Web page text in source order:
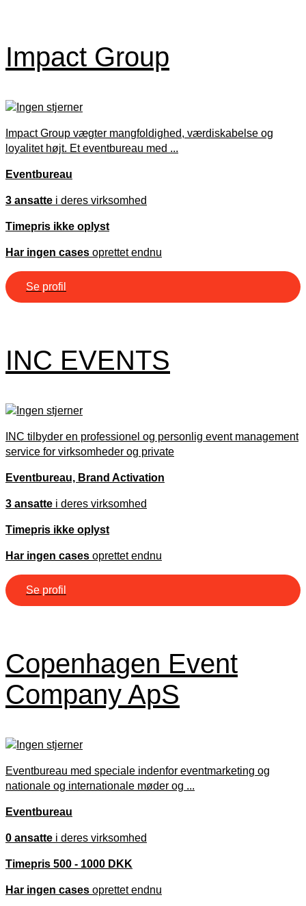
Impact Group
Impact Group vægter mangfoldighed, værdiskabelse og
loyalitet højt. Et eventbureau med ...
Eventbureau
3 ansatte i deres virksomhed
Timepris ikke oplyst
Har ingen cases oprettet endnu
Se profil
INC EVENTS
INC tilbyder en professionel og personlig event management
service for virksomheder og private
Eventbureau, Brand Activation
3 ansatte i deres virksomhed
Timepris ikke oplyst
Har ingen cases oprettet endnu
Se profil
Copenhagen Event
Company ApS
Eventbureau med speciale indenfor eventmarketing og
nationale og internationale møder og ...
Eventbureau
0 ansatte i deres virksomhed
Timepris 500 - 1000 DKK
Har ingen cases oprettet endnu